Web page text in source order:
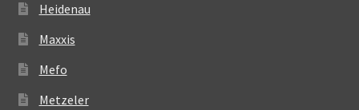
Heidenau
Maxxis
Mefo
Metzeler